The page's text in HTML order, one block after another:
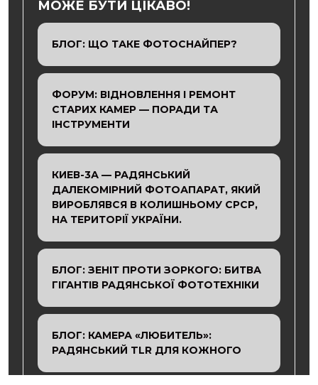
МОЖЕ БУТИ ЦІКАВО!
БЛОГ: ЩО ТАКЕ ФОТОСНАЙПЕР?
ФОРУМ: ВІДНОВЛЕННЯ І РЕМОНТ
СТАРИХ КАМЕР — ПОРАДИ ТА
ІНСТРУМЕНТИ
КИЕВ-3А — РАДЯНСЬКИЙ
ДАЛЕКОМІРНИЙ ФОТОАПАРАТ, ЯКИЙ
ВИРОБЛЯВСЯ В КОЛИШНЬОМУ СРСР,
НА ТЕРИТОРІЇ УКРАЇНИ.
БЛОГ: ЗЕНІТ ПРОТИ ЗОРКОГО: БИТВА
ГІГАНТІВ РАДЯНСЬКОЇ ФОТОТЕХНІКИ
БЛОГ: КАМЕРА «ЛЮБИТЕЛЬ»:
РАДЯНСЬКИЙ TLR ДЛЯ КОЖНОГО